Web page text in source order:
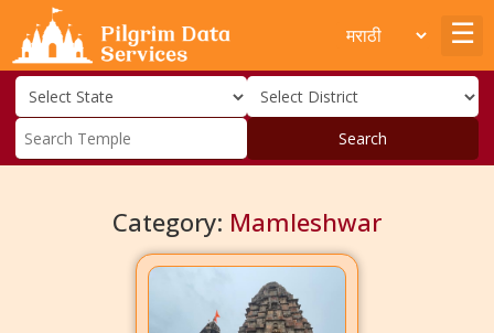
Search
Category: Mamleshwar